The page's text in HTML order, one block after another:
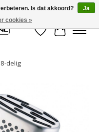
Verlanglijst
delig
Is dat akkoord?
Ja
cookies »